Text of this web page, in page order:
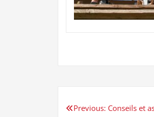
Previous: Conseils et